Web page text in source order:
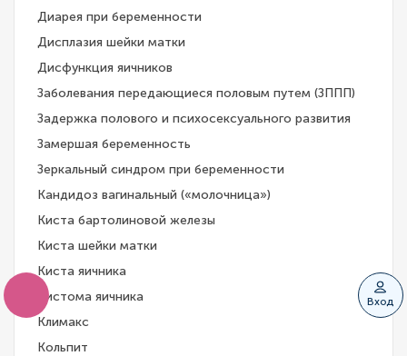
Вход
Диарея при беременности
Дисплазия шейки матки
Дисфункция яичников
Заболевания передающиеся половым путем (ЗППП)
Задержка полового и психосексуального развития
Замершая беременность
Зеркальный синдром при беременности
Кандидоз вагинальный («молочница»)
Киста бартолиновой железы
Киста шейки матки
Киста яичника
Кистома яичника
Климакс
Кольпит